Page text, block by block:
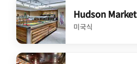
Hudson Market
미국식
undefined Hudson Market